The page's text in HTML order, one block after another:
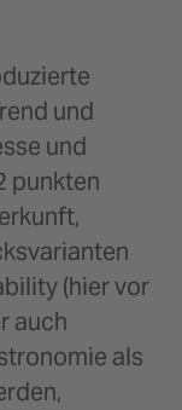
und
und
punkten
(hier vor
auch
als